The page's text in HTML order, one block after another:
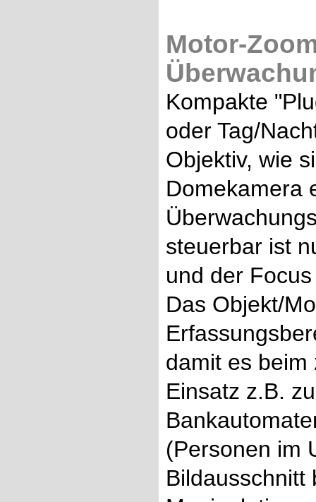
Motor-
Kompakte
oder Tag/
Objektiv, wie
Domekamera
steuerbar ist
und der
Das Objekt/
damit es beim
Einsatz z.B.
(Personen im
Bildausschnitt